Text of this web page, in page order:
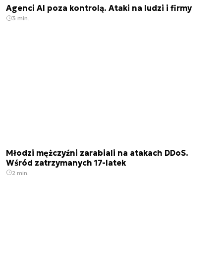
Agenci AI poza kontrolą. Ataki na ludzi i firmy
3 min.
Młodzi mężczyźni zarabiali na atakach DDoS.
Wśród zatrzymanych 17-latek
2 min.